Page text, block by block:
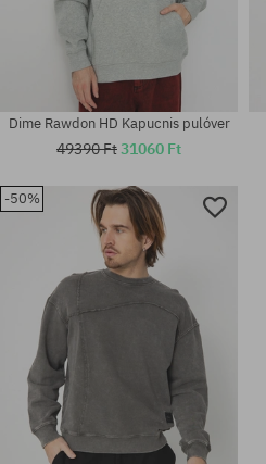
Elérhető méretek:
Dime Rawdon HD Kapucnis pulóver
49390 Ft31060 Ft
-50%